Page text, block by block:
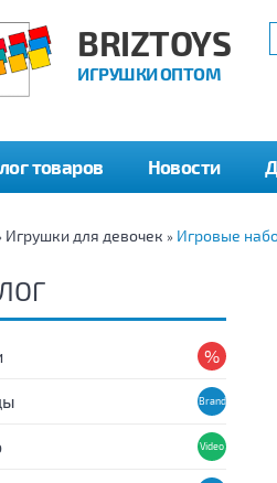
BRIZTOYS
ИГРУШКИ ОПТОМ
товаров Новости
Игрушки для девочек » Игровые